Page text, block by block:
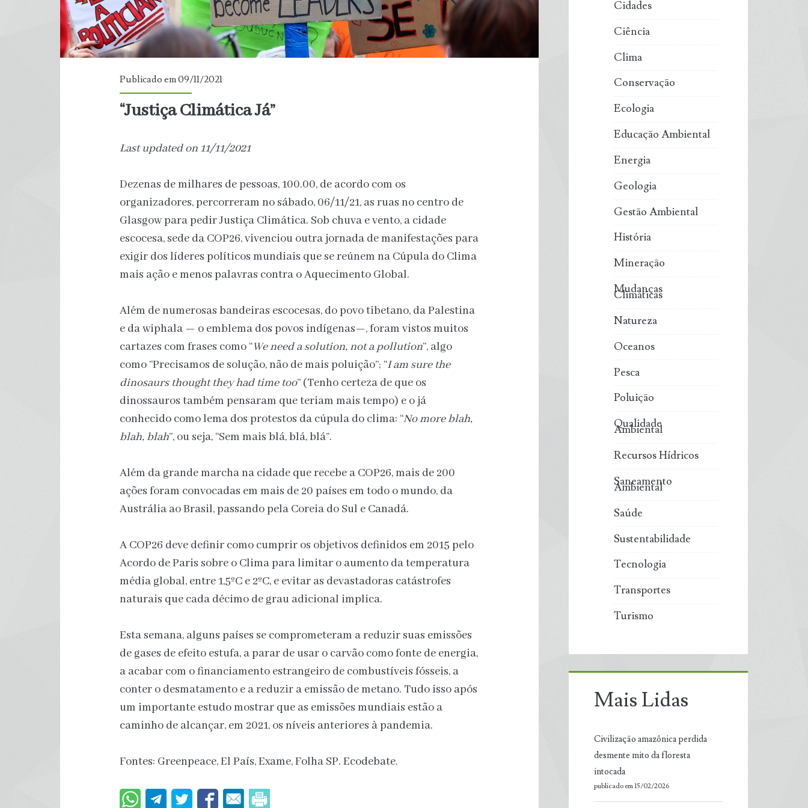
Publicado em 09/11/2021
“Justiça Climática Já”
Last updated on 11/11/2021
Dezenas de milhares de pessoas, 100.00, de acordo com os
organizadores, percorreram no sábado, 06/11/21, as ruas no centro de
Glasgow para pedir Justiça Climática. Sob chuva e vento, a cidade
escocesa, sede da COP26, vivenciou outra jornada de manifestações para
exigir dos líderes políticos mundiais que se reúnem na Cúpula do Clima
mais ação e menos palavras contra o Aquecimento Global.
Além de numerosas bandeiras escocesas, do povo tibetano, da Palestina
e da wiphala — o emblema dos povos indígenas—, foram vistos muitos
cartazes com frases como “We need a solution, not a pollution”, algo
como “Precisamos de solução, não de mais poluição”; “I am sure the
dinosaurs thought they had time too” (Tenho certeza de que os
dinossauros também pensaram que teriam mais tempo) e o já
conhecido como lema dos protestos da cúpula do clima: “No more blah,
blah, blah”, ou seja, “Sem mais blá, blá, blá”.
Além da grande marcha na cidade que recebe a COP26, mais de 200
ações foram convocadas em mais de 20 países em todo o mundo, da
Austrália ao Brasil, passando pela Coreia do Sul e Canadá.
A COP26 deve definir como cumprir os objetivos definidos em 2015 pelo
Acordo de Paris sobre o Clima para limitar o aumento da temperatura
média global, entre 1,5ºC e 2ºC, e evitar as devastadoras catástrofes
naturais que cada décimo de grau adicional implica.
Esta semana, alguns países se comprometeram a reduzir suas emissões
de gases de efeito estufa, a parar de usar o carvão como fonte de energia,
a acabar com o financiamento estrangeiro de combustíveis fósseis, a
conter o desmatamento e a reduzir a emissão de metano. Tudo isso após
um importante estudo mostrar que as emissões mundiais estão a
caminho de alcançar, em 2021, os níveis anteriores à pandemia.
Fontes: Greenpeace, El País, Exame, Folha SP. Ecodebate.
Cidades
Ciência
Clima
Conservação
Ecologia
Educação Ambiental
Energia
Geologia
Gestão Ambiental
História
Mineração
Mudanças
Climáticas
Natureza
Oceanos
Pesca
Poluição
Qualidade
Ambiental
Recursos Hídricos
Saneamento
Ambiental
Saúde
Sustentabilidade
Tecnologia
Transportes
Turismo
Mais Lidas
Civilização amazônica perdida
desmente mito da floresta
intocada
publicado em 15/02/2026